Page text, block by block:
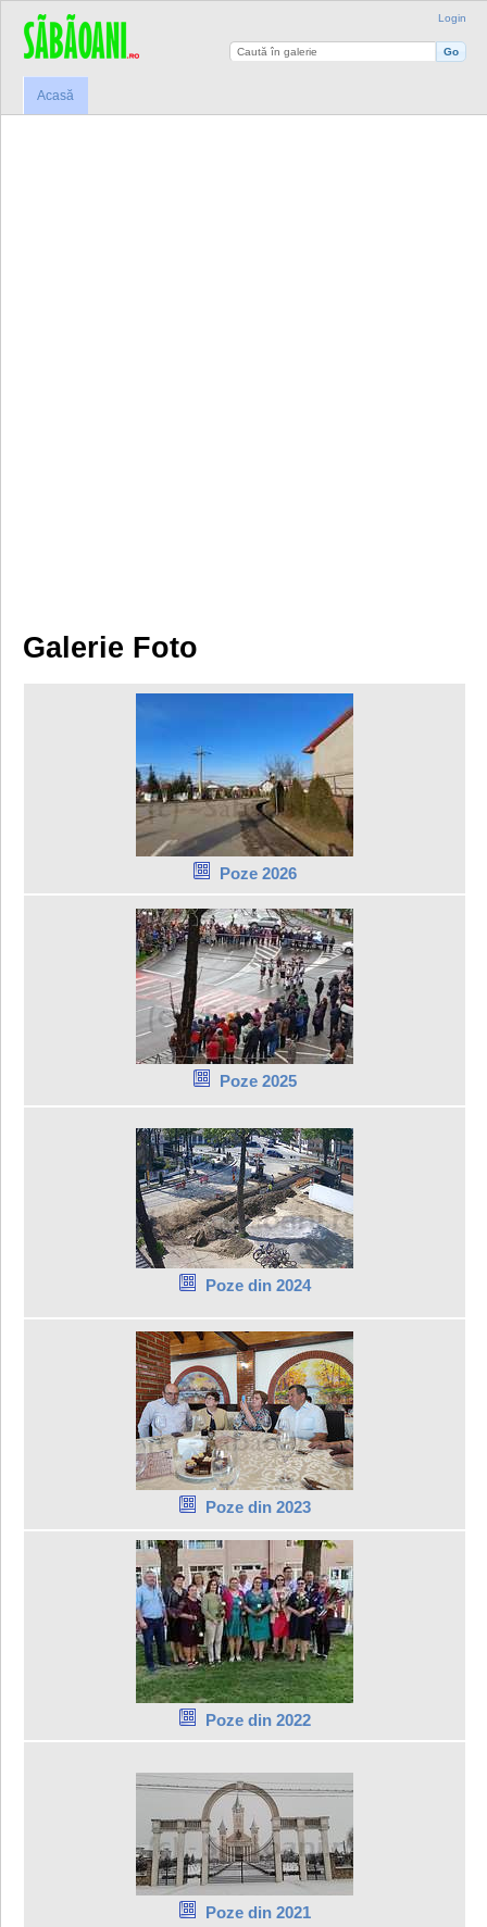
Login
Acasă
Galerie Foto
Poze 2026
Poze 2025
Poze din 2024
Poze din 2023
Poze din 2022
Poze din 2021